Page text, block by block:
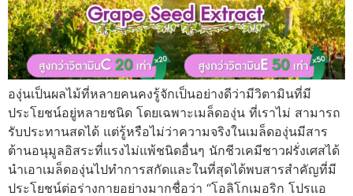
องุ่นเป็นผลไม้ที่หลายคนคงรู้จักเป็นอย่างดีว่ามีวิตามินที่มี
ประโยชน์อยู่หลายชนิด โดยเฉพาะเมล็ดองุ่น ที่เราไม่ สามารถ
รับประทานสดได้ แต่รู้หรือไม่ว่าความจริงในเมล็ดองุ่นมีสาร
ต้านอนุมูลอิสระที่แรงไม่แพ้ชนิดอื่นๆ นักชีวเคมีชาวฝรั่งเศสได้
นำเอาเมล็ดองุ่นไปทำการสกัดและในที่สุดได้พบสารสำคัญที่มี
ประโยชน์ต่อร่างกายอย่างมากชื่อว่า “โอลิโกเมอริก โปรแอ